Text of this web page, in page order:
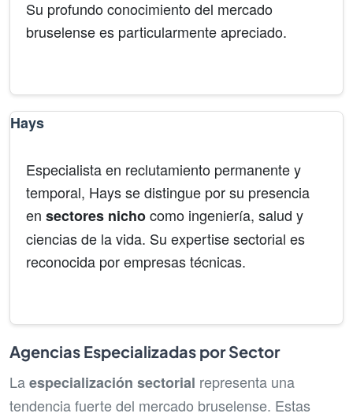
Su profundo conocimiento del mercado
bruselense es particularmente apreciado.
Hays
Especialista en reclutamiento permanente y
temporal, Hays se distingue por su presencia
en sectores nichocomo ingeniería, salud y
ciencias de la vida. Su expertise sectorial es
reconocida por empresas técnicas.
Agencias Especializadas por Sector
Laespecialización sectorial representa una
tendencia fuerte del mercado bruselense. Estas